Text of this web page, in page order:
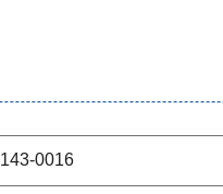
143-0016